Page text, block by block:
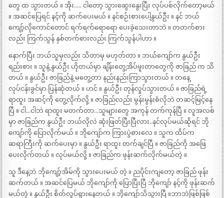
တွေ ထ သွားတယ် ။ အိုး….. ငါတော့ သွားဆွေးနွေးပြီး လုပ်ပစ်လိုက်တော့မယ်
။ အဆင်ပြေရင် နင့်ကို ဆက်ပေးမယ် ။ နင်စဉ်းစားပေါ့နွယ်ဦး ။ နင် ဘယ်
ကျော့်လိုကောင်တောင် ရက်ရက်ရောရော ပေးခဲ့သေးတာဘဲ ။ တတက်စား
လည်း ကြက်သွန် နှစ်တက်စားလည်း ကြက်သွန်ပါဟာ ။
နောက်ပြီး ဘယ်သူမှလည်း သိတာမှ မဟုတ်တာ ။ ဘယ်ကျော်က နွယ်ဦး
ရည်းစား ။ သူနဲ့ နွယ်ဦး ဟိုတယ်မှာ ချိန်းတွေ့အိပ်ဖူးတာတွေကို ဇာခြည် က သိ
တယ် ။ နွယ်ဦး ဇာခြည်နဲ့ မတွေ့တာ နည်းနည်းကြာသွားတယ် ။ တနေ့
လုပ်ငန်းခွင်မှာ ပြန်ဆုံတယ် ။ ဟင် ။ နွယ်ဦး တုန်လှုပ်သွားတယ် ။ ဇာခြည်ရဲ့
ရာထူး အဆင့်ကို တွေ့လိုက်လို့ ။ ဇာခြည်လည်း မွန်းမွန်းစံလိုဘဲ တဆင့်မြင့်နေ
ပြီ ။ ငါ…ငါဘဲ ရာထူး မတက်တာ…သူများတွေ အကုန် တက်ကုန်ပြီ ။ လူအလစ်
မှာ ဇာခြည်က နွယ်ဦး ဘယ်လိုလဲ ဆုံးဖြတ်ပြီးပြီလား..နင်လုပ်မယ်ဆိုရင် ဘို
ကျော်ကို ပြောလိုက်မယ် ။ ဘိုကျော်က ကြားပွဲစားလေ ။ သူက ထိပ်က
ဆရာကြီးကို ဆက်ပေးမှာ ။ နွယ်ဦး ရာထူး တက်ချင်ပြီ ။ ဇာခြည်ကို အဖြေ
ပေးလိုက်တယ် ။ လုပ်မယ်လို့ ။ ဇာခြည်က ဖုန်းဆက်လိုက်မယ်တဲ့ ။
သူ ဒီနေ့ဘဲ ဘိုကျော့်အိမ်ကို သွားပေးမယ် တဲ့ ။ ညပိုင်းကျတော့ ဇာခြည် ဖုန်း
ဆက်တယ် ။ အဆင်ပြေမယ် ဘိုကျော်ကို ပြောပြီးပြီ ဘိုကျော် နင့်ကို ဖုန်းဆက်
မယ်တဲ့ ။ နွယ်ဦး စိတ်လှုပ်ရှားနေတယ် ။ ဘိုကျော်သိသွားပြီ ။ဘာဘဲဖြစ်ဖြစ်